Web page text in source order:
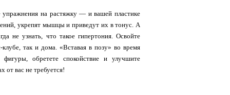
упражнения на растяжку — и вашей пластике
укрепят мышцы и приведут их в тонус. А
не узнать, что такое гипертония. Освойте
так и дома. «Вставая в позу» во время
обретете спокойствие и улучшите
от вас не требуется!